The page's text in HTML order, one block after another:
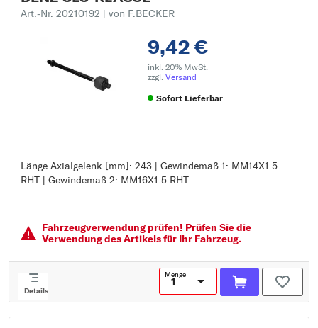
Art.-Nr. 20210192 | von F.BECKER
9,42 €
inkl. 20% MwSt.
zzgl. Versand
Sofort Lieferbar
Länge Axialgelenk [mm]: 243 | Gewindemaß 1: MM14X1.5
RHT | Gewindemaß 2: MM16X1.5 RHT
Länge Axialgelenk [mm]: 243
Gewindemaß 1: MM14X1.5 RHT
Fahrzeugver­wendung prüfen! Prüfen Sie die
Verwendung des Artikels für Ihr Fahrzeug.
Details
Menge